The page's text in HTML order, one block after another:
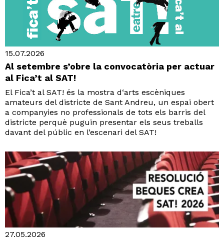
15.07.2026
Al setembre s’obre la convocatòria per actuar
al Fica’t al SAT!
El Fica’t al SAT! és la mostra d‘arts escèniques
amateurs del districte de Sant Andreu, un espai obert
a companyies no professionals de tots els barris del
districte perquè puguin presentar els seus treballs
davant del públic en l’escenari del SAT!
27.05.2026